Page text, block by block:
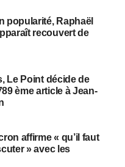
popularité, Raphaël
recouvert de
Le Point décide de
ème article à Jean-
affirme « qu’il faut
» avec les